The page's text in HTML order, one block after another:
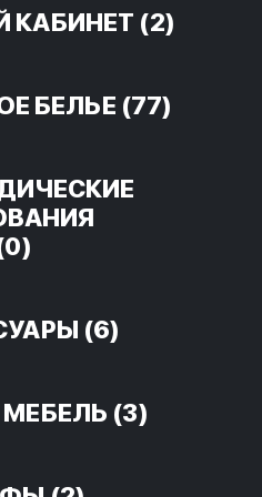
(2)
БЕЛЬЕ (77)
(6)
(3)